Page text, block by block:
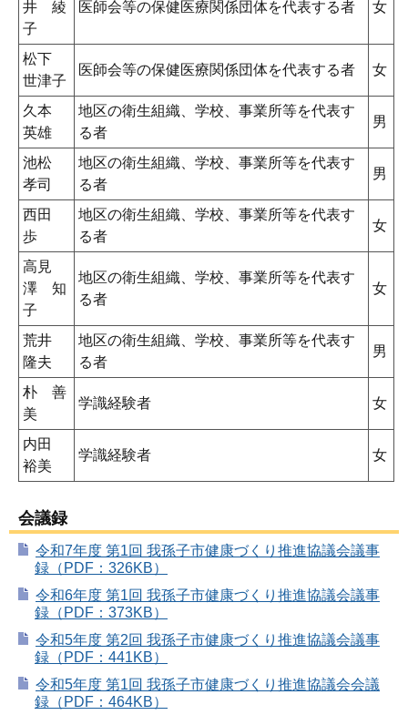
井 綾
子
医師会等の保健医療関係団体を代表する者 女
松下
世津子
医師会等の保健医療関係団体を代表する者 女
久本
英雄
地区の衛生組織、学校、事業所等を代表す
る者
男
池松
孝司
地区の衛生組織、学校、事業所等を代表す
る者
男
西田
歩
地区の衛生組織、学校、事業所等を代表す
る者
女
高見
澤 知
子
地区の衛生組織、学校、事業所等を代表す
る者
女
荒井
隆夫
地区の衛生組織、学校、事業所等を代表す
る者
男
朴 善
美
学識経験者 女
内田
裕美
学識経験者 女
会議録
令和7年度 第1回 我孫子市健康づくり推進協議会議事
録（PDF：326KB）
令和6年度 第1回 我孫子市健康づくり推進協議会議事
録（PDF：373KB）
令和5年度 第2回 我孫子市健康づくり推進協議会議事
録（PDF：441KB）
令和5年度 第1回 我孫子市健康づくり推進協議会会議
録（PDF：464KB）